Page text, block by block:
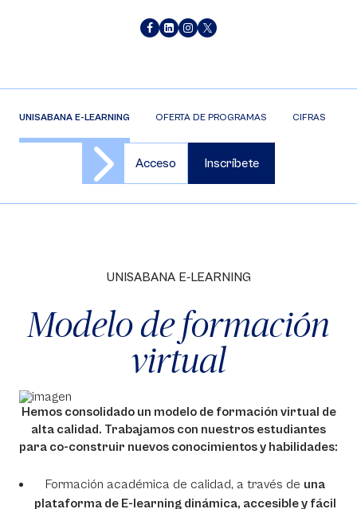
UNISABANA E-LEARNING OFERTA DE PROGRAMAS CIFRAS
Acceso Inscríbete
UNISABANA E-LEARNING
Modelo de formación
virtual
Hemos consolidado un modelo de formación virtual de
alta calidad. Trabajamos con nuestros estudiantes
para co-construir nuevos conocimientos y habilidades:
Formación académica de calidad, a través de una
plataforma de E-learningdinámica, accesible y fácil